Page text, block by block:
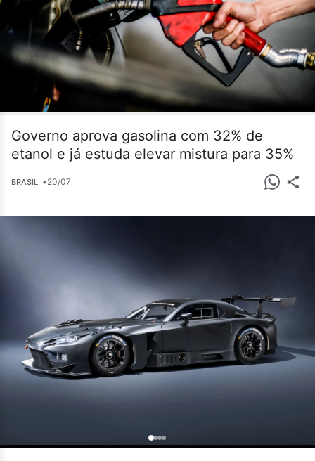
Governo aprova gasolina com 32% de
etanol e já estuda elevar mistura para 35%
BRASIL •20/07